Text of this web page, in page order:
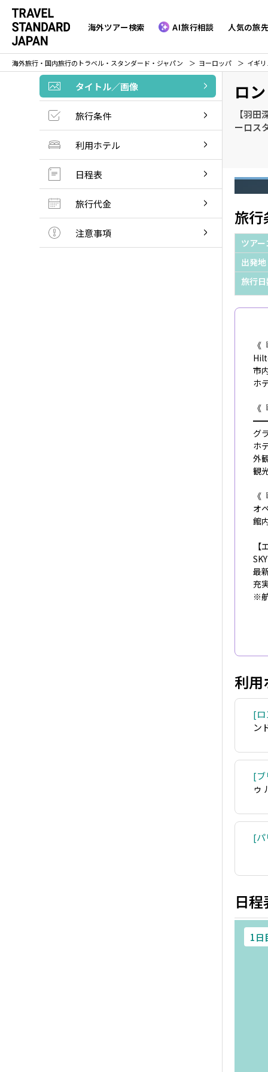
海外ツアー検索 AI旅行相談 人気の旅
海外旅行・国内旅行のトラベル・スタンダード・ジャパン ヨーロッパ イギ
タイトル／画像
旅行条件
利用ホテル
日程表
旅行代金
注意事項
ロ
【羽
ーロス
旅行
ツア
出発地
旅行
《
市
ホ
《
━━
グ
ホ
外
観
《
オ
館
最
充
※
利用
ン
ゥ
日程
1日